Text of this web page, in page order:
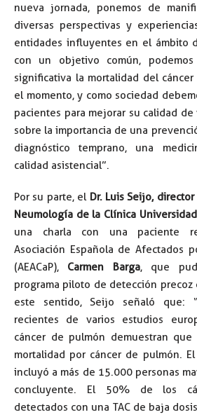
nueva jornada, ponemos de
diversas perspectivas y
entidades influyentes en el ámbito
con un objetivo común,
significativa la mortalidad del
el momento, y como sociedad
pacientes para mejorar su calidad
sobre la importancia de una
diagnóstico temprano, una
calidad asistencial”.
Por su parte, el Dr. Luis Seijo,
Neumología de la Clínica
una charla con una paciente
Asociación Española de Afectados
(AEACaP), Carmen Barga, que
programa piloto de detección precoz
este sentido, Seijo señaló que:
recientes de varios estudios
cáncer de pulmón demuestran
mortalidad por cáncer de pulmón. El
incluyó a más de 15.000 personas
concluyente. El 50% de los
detectados con una TAC de baja